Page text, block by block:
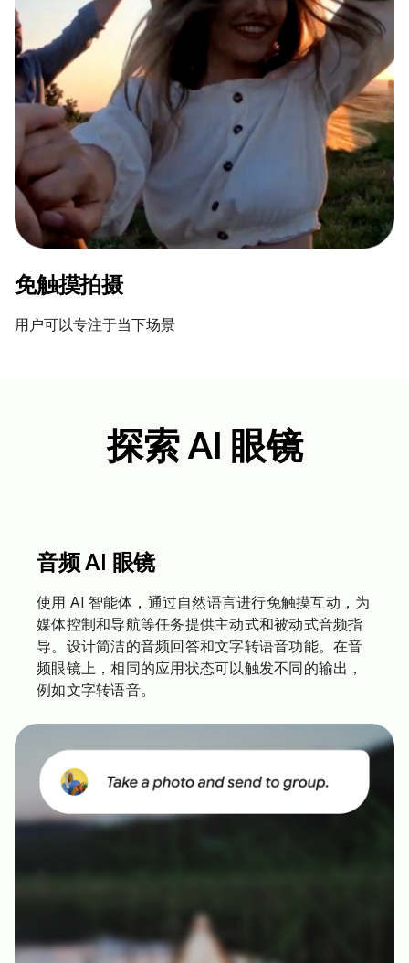
免触摸拍摄
用户可以专注于当下场景
探索 AI 眼镜
音频 AI 眼镜
使用 AI 智能体，通过自然语言进行免触摸互动，为
媒体控制和导航等任务提供主动式和被动式音频指
导。设计简洁的音频回答和文字转语音功能。在音
频眼镜上，相同的应用状态可以触发不同的输出，
例如文字转语音。